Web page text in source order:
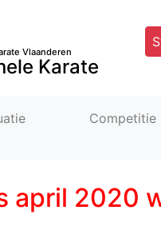
Vlaanderen
Karate
Competitie
april 2020